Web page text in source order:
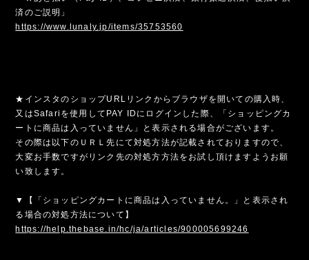
済のご説明」
https://www.lunaly.jp/items/35753560
★インスタのショップURLリンクからブラウザを開いての購入時、
又はSafariを使用してPAY IDにログインした際、「ショッピングカ
ートに商品は入っていません」と表示される場合がございます。
その際は以下のＵＲＬ先にて対処方法が記載されておりますので、
大変お手数ですがリンク先の対処方方法をお試し頂けますようお願
い致します。
▼【「ショッピングカートに商品は入っていません。」と表示され
る場合の対処方法について】
https://help.thebase.in/hc/ja/articles/900005699246